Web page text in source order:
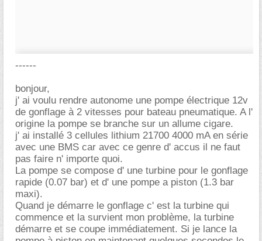
------
bonjour,
j' ai voulu rendre autonome une pompe électrique 12v
de gonflage à 2 vitesses pour bateau pneumatique. A l'
origine la pompe se branche sur un allume cigare.
j' ai installé 3 cellules lithium 21700 4000 mA en série
avec une BMS car avec ce genre d' accus il ne faut
pas faire n' importe quoi.
La pompe se compose d' une turbine pour le gonflage
rapide (0.07 bar) et d' une pompe a piston (1.3 bar
maxi).
Quand je démarre le gonflage c' est la turbine qui
commence et la survient mon problème, la turbine
démarre et se coupe immédiatement. Si je lance la